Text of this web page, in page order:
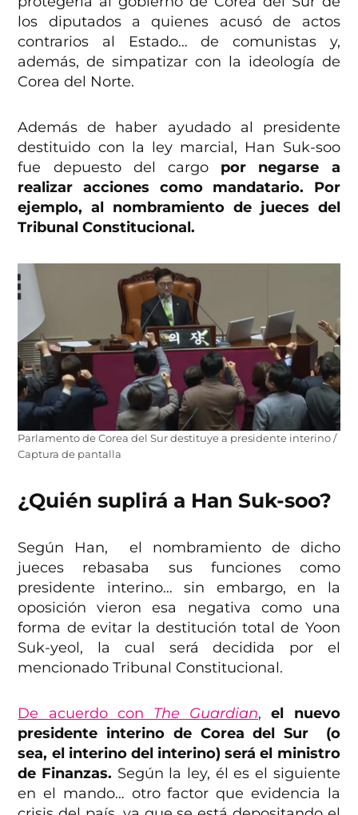
los diputados a quienes acusó de actos
contrarios al Estado… de comunistas y,
además, de simpatizar con la ideología de
Corea del Norte.
Además de haber ayudado al presidente
destituido con la ley marcial, Han Suk-soo
fue depuesto del cargo por negarse a
realizar acciones como mandatario. Por
ejemplo, al nombramiento de jueces del
Tribunal Constitucional.
Parlamento de Corea del Sur destituye a presidente interino /
Captura de pantalla
¿Quién suplirá a Han Suk-soo?
Según Han, el nombramiento de dicho
jueces rebasaba sus funciones como
presidente interino… sin embargo, en la
oposición vieron esa negativa como una
forma de evitar la destitución total de Yoon
Suk-yeol, la cual será decidida por el
mencionado Tribunal Constitucional.
De acuerdo con The Guardian,el nuevo
presidente interino de Corea del Sur (o
sea, el interino del interino) será el ministro
de Finanzas. Según la ley, él es el siguiente
en el mando… otro factor que evidencia la